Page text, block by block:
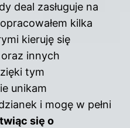
deal zasługuje na
kilka
kieruję się
innych
tym
unikam
i mogę w pełni
się o